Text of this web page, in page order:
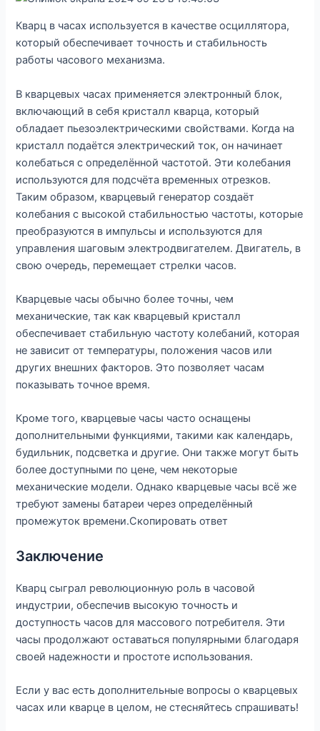
Кварц в часах используется в качестве осциллятора,
который обеспечивает точность и стабильность
работы часового механизма.
В кварцевых часах применяется электронный блок,
включающий в себя кристалл кварца, который
обладает пьезоэлектрическими свойствами. Когда на
кристалл подаётся электрический ток, он начинает
колебаться с определённой частотой. Эти колебания
используются для подсчёта временных отрезков.
Таким образом, кварцевый генератор создаёт
колебания с высокой стабильностью частоты, которые
преобразуются в импульсы и используются для
управления шаговым электродвигателем. Двигатель, в
свою очередь, перемещает стрелки часов.
Кварцевые часы обычно более точны, чем
механические, так как кварцевый кристалл
обеспечивает стабильную частоту колебаний, которая
не зависит от температуры, положения часов или
других внешних факторов. Это позволяет часам
показывать точное время.
Кроме того, кварцевые часы часто оснащены
дополнительными функциями, такими как календарь,
будильник, подсветка и другие. Они также могут быть
более доступными по цене, чем некоторые
механические модели. Однако кварцевые часы всё же
требуют замены батареи через определённый
промежуток времени.Скопировать ответ
Заключение
Кварц сыграл революционную роль в часовой
индустрии, обеспечив высокую точность и
доступность часов для массового потребителя. Эти
часы продолжают оставаться популярными благодаря
своей надежности и простоте использования.
Если у вас есть дополнительные вопросы о кварцевых
часах или кварце в целом, не стесняйтесь спрашивать!